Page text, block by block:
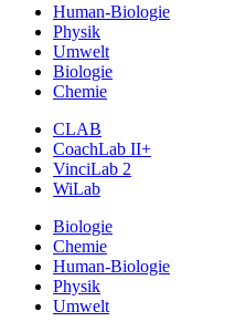
Human-Biologie
Physik
Umwelt
Biologie
Chemie
CLAB
CoachLab II+
VinciLab 2
WiLab
Biologie
Chemie
Human-Biologie
Physik
Umwelt